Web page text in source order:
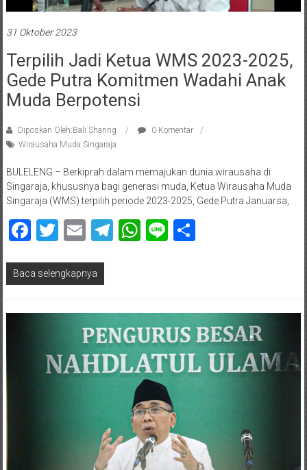
31 Oktober 2023
Terpilih Jadi Ketua WMS 2023-2025,
Gede Putra Komitmen Wadahi Anak
Muda Berpotensi
Diposkan Oleh:Bali Sharing
0 Komentar
Wirausaha Muda Singaraja
BULELENG – Berkiprah dalam memajukan dunia wirausaha di
Singaraja, khususnya bagi generasi muda, Ketua Wirausaha Muda
Singaraja (WMS) terpilih periode 2023-2025, Gede Putra Januarsa,
Facebook
Twitter
EmailTelegram
WhatsApp
LineShare
Baca selengkapnya